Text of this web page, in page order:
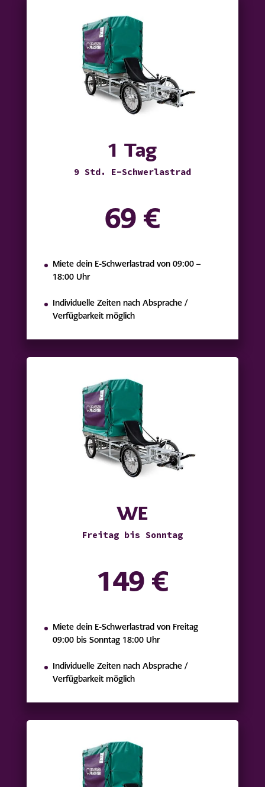
1 Tag
9 Std. E-Schwerlastrad
69 €
Miete dein E-Schwerlastrad von 09:00 –
18:00 Uhr
Individuelle Zeiten nach Absprache /
Verfügbarkeit möglich
WE
Freitag bis Sonntag
149 €
Miete dein E-Schwerlastrad von Freitag
09:00 bis Sonntag 18:00 Uhr
Individuelle Zeiten nach Absprache /
Verfügbarkeit möglich